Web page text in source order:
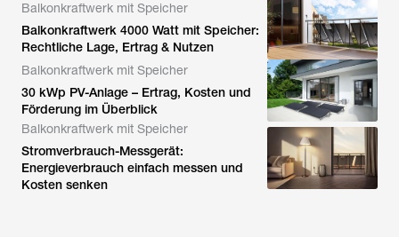
Balkonkraftwerk mit Speicher
Balkonkraftwerk 4000 Watt mit Speicher:
Rechtliche Lage, Ertrag & Nutzen
Balkonkraftwerk mit Speicher
30 kWp PV-Anlage – Ertrag, Kosten und
Förderung im Überblick
Balkonkraftwerk mit Speicher
Stromverbrauch-Messgerät:
Energieverbrauch einfach messen und
Kosten senken